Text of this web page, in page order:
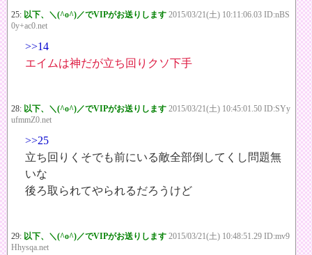
25: 以下、＼(^o^)／でVIPがお送りします 2015/03/21(土) 10:11:06.03 ID:nBS
0y+ac0.net
>>14
エイムは神だが立ち回りクソ下手
28: 以下、＼(^o^)／でVIPがお送りします 2015/03/21(土) 10:45:01.50 ID:SYy
ufmmZ0.net
>>25
立ち回りくそでも前にいる敵全部倒してくし問題無
いな
後ろ取られてやられるだろうけど
29: 以下、＼(^o^)／でVIPがお送りします 2015/03/21(土) 10:48:51.29 ID:mv9
Hhysqa.net